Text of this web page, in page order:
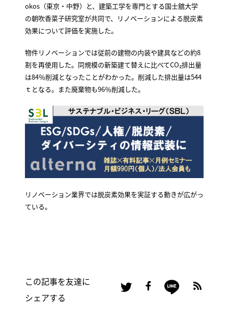
okos（東京・中野）と、建築工学を専門とする国士舘大学
の朝吹香菜子研究室が共同で、リノベーションによる脱炭素
効果について評価を実施した。
物件リノベーションでは従前の建物の内装や建具などの約8
割を再使用した。同規模の新築建て替えに比べてCO₂排出量
は84％削減となったことがわかった。削減した排出量は544
ｔとなる。また廃棄物も96％削減した。
リノベーション業界では脱炭素効果を実証する動きが広がっ
ている。
この記事を友達に
シェアする